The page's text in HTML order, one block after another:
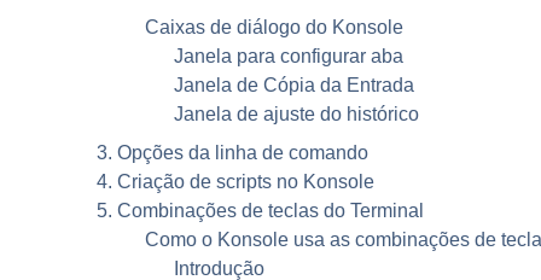
Caixas de diálogo do Konsole
Janela para configurar aba
Janela de Cópia da Entrada
Janela de ajuste do histórico
3. Opções da linha de comando
4. Criação de scripts no Konsole
5. Combinações de teclas do Terminal
Como o Konsole usa as combinações de
Introdução